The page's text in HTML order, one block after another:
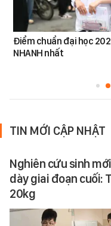
Điểm chuẩn đại học
NHANH nhất
TIN MỚI CẬP NHẬT
Nghiên cứu sinh
dày giai đoạn cuối:
20kg